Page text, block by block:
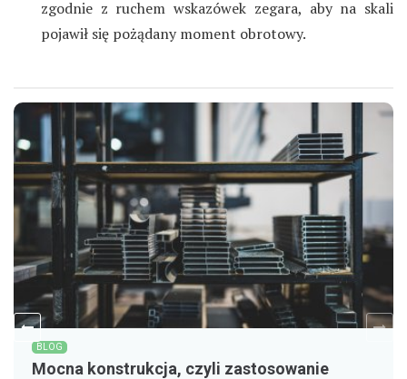
zgodnie z ruchem wskazówek zegara, aby na skali
pojawił się pożądany moment obrotowy.
BLOG
Mocna konstrukcja, czyli zastosowanie